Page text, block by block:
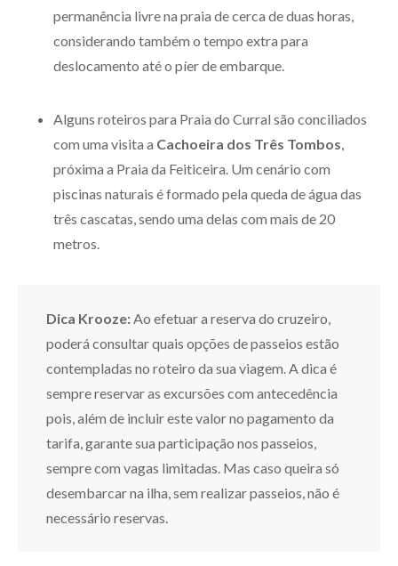
permanência livre na praia de cerca de duas horas,
considerando também o tempo extra para
deslocamento até o píer de embarque.
Alguns roteiros para Praia do Curral são conciliados
com uma visita a Cachoeira dos Três Tombos
próxima a Praia da Feiticeira. Um cenário com
piscinas naturais é formado pela queda de água das
três cascatas, sendo uma delas com mais de 20
metros.
Dica Krooze: Ao efetuar a reserva do cruzeiro,
poderá consultar quais opções de passeios estão
contempladas no roteiro da sua viagem. A dica é
sempre reservar as excursões com antecedência
pois, além de incluir este valor no pagamento da
tarifa, garante sua participação nos passeios,
sempre com vagas limitadas. Mas caso queira só
desembarcar na ilha, sem realizar passeios, não é
necessário reservas.